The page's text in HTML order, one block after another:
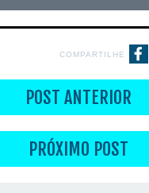
COMPARTILHE
POST ANTERIOR
PRÓXIMO POST